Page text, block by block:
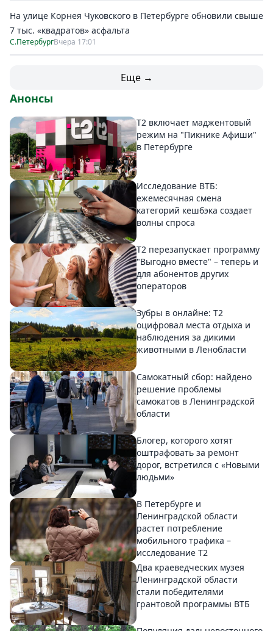
На улице Корнея Чуковского в Петербурге обновили свыше
7 тыс. «квадратов» асфальта
С.ПетербургВчера 17:01
Еще →
Анонсы
Т2 включает маджентовый
режим на "Пикнике Афиши"
в Петербурге
Исследование ВТБ:
ежемесячная смена
категорий кешбэка создает
волны спроса
Т2 перезапускает программу
"Выгодно вместе" – теперь и
для абонентов других
операторов
Зубры в онлайне: Т2
оцифровал места отдыха и
наблюдения за дикими
животными в Ленобласти
Самокатный сбор: найдено
решение проблемы
самокатов в Ленинградской
области
Блогер, которого хотят
оштрафовать за ремонт
дорог, встретился с «Новыми
людьми»
В Петербурге и
Ленинградской области
растет потребление
мобильного трафика –
исследование T2
Два краеведческих музея
Ленинградской области
стали победителями
грантовой программы ВТБ